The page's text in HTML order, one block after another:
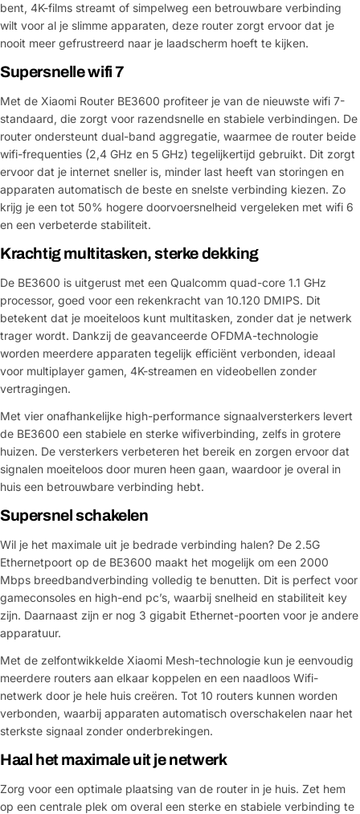
bent, 4K-films streamt of simpelweg een betrouwbare verbinding
wilt voor al je slimme apparaten, deze router zorgt ervoor dat je
nooit meer gefrustreerd naar je laadscherm hoeft te kijken.
Supersnelle wifi 7
Met de Xiaomi Router BE3600 profiteer je van de nieuwste wifi 7-
standaard, die zorgt voor razendsnelle en stabiele verbindingen. De
router ondersteunt dual-band aggregatie, waarmee de router beide
wifi-frequenties (2,4 GHz en 5 GHz) tegelijkertijd gebruikt. Dit zorgt
ervoor dat je internet sneller is, minder last heeft van storingen en
apparaten automatisch de beste en snelste verbinding kiezen. Zo
krijg je een tot 50% hogere doorvoersnelheid vergeleken met wifi 6
en een verbeterde stabiliteit.
Krachtig multitasken, sterke dekking
De BE3600 is uitgerust met een Qualcomm quad-core 1.1 GHz
processor, goed voor een rekenkracht van 10.120 DMIPS. Dit
betekent dat je moeiteloos kunt multitasken, zonder dat je netwerk
trager wordt. Dankzij de geavanceerde OFDMA-technologie
worden meerdere apparaten tegelijk efficiënt verbonden, ideaal
voor multiplayer gamen, 4K-streamen en videobellen zonder
vertragingen.
Met vier onafhankelijke high-performance signaalversterkers levert
de BE3600 een stabiele en sterke wifiverbinding, zelfs in grotere
huizen. De versterkers verbeteren het bereik en zorgen ervoor dat
signalen moeiteloos door muren heen gaan, waardoor je overal in
huis een betrouwbare verbinding hebt.
Supersnel schakelen
Wil je het maximale uit je bedrade verbinding halen? De 2.5G
Ethernetpoort op de BE3600 maakt het mogelijk om een 2000
Mbps breedbandverbinding volledig te benutten. Dit is perfect voor
gameconsoles en high-end pc’s, waarbij snelheid en stabiliteit key
zijn. Daarnaast zijn er nog 3 gigabit Ethernet-poorten voor je andere
apparatuur.
Met de zelfontwikkelde Xiaomi Mesh-technologie kun je eenvoudig
meerdere routers aan elkaar koppelen en een naadloos Wifi-
netwerk door je hele huis creëren. Tot 10 routers kunnen worden
verbonden, waarbij apparaten automatisch overschakelen naar het
sterkste signaal zonder onderbrekingen.
Haal het maximale uit je netwerk
Zorg voor een optimale plaatsing van de router in je huis. Zet hem
op een centrale plek om overal een sterke en stabiele verbinding te